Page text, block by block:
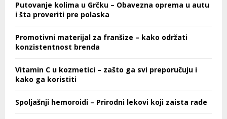
Putovanje kolima u Grčku – Obavezna oprema u autu
i šta proveriti pre polaska
Promotivni materijal za franšize – kako održati
konzistentnost brenda
Vitamin C u kozmetici – zašto ga svi preporučuju i
kako ga koristiti
Spoljašnji hemoroidi – Prirodni lekovi koji zaista rade